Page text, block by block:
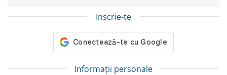
Inscrie-te
Informații personale